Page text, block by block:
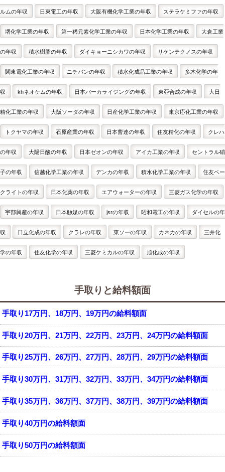
ルムの年収 日東電工の年収 大阪有機化学工業の年収 ステラケミファの年収
堺化学工業の年収 第一稀元素化学工業の年収 日本化学工業の年収 大倉工業
の年収 積水樹脂の年収 ダイキョーニシカワの年収 リケンテクノスの年収
関東電化工業の年収 ニチバンの年収 積水化成品工業の年収 多木化学の年
収 khネオケムの年収 日本パーカライジングの年収 東亞合成の年収 大日
精化工業の年収 大阪ソーダの年収 日産化学工業の年収 東京応化工業の年収
トクヤマの年収 石原産業の年収 日本曹達の年収 住友精化の年収 クレハ
の年収 大陽日酸の年収 日本ゼオンの年収 アイカ工業の年収 セントラル硝
子の年収 信越化学工業の年収 デンカの年収 積水化学工業の年収 住友ベー
クライトの年収 日本化薬の年収 エアウォーターの年収 三菱ガス化学の年収
宇部興産の年収 日本触媒の年収 jsrの年収 昭和電工の年収 ダイセルの年
収 日立化成の年収 クラレの年収 東ソーの年収 カネカの年収 三井化
学の年収 住友化学の年収 三菱ケミカルの年収 旭化成の年収
手取りと給料額面
手取り17万円、18万円、19万円の給料額面
手取り20万円、21万円、22万円、23万円、24万円の給料額面
手取り25万円、26万円、27万円、28万円、29万円の給料額面
手取り30万円、31万円、32万円、33万円、34万円の給料額面
手取り35万円、36万円、37万円、38万円、39万円の給料額面
手取り40万円の給料額面
手取り50万円の給料額面